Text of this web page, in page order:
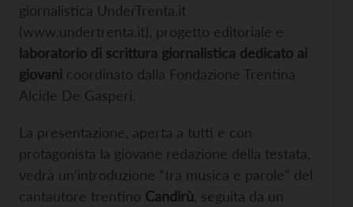
giornalistica UnderTrenta.it
(www.undertrenta.it), progetto editoriale e
laboratorio di scrittura giornalistica dedicato ai
giovani coordinato dalla Fondazione Trentina
Alcide De Gasperi.
La presentazione, aperta a tutti e con
protagonista la giovane redazione della testata,
vedrà un’introduzione “tra musica e parole” del
cantautore trentino Candirù , seguita da un